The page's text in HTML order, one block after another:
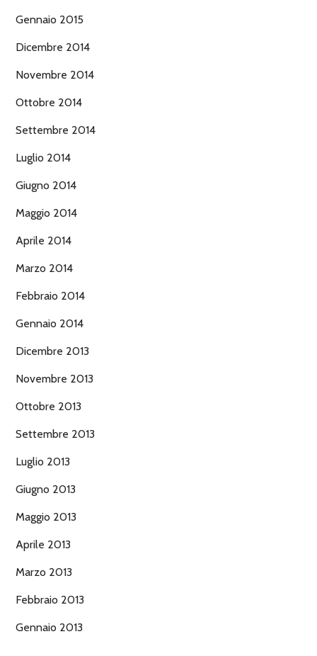
Gennaio 2015
Dicembre 2014
Novembre 2014
Ottobre 2014
Settembre 2014
Luglio 2014
Giugno 2014
Maggio 2014
Aprile 2014
Marzo 2014
Febbraio 2014
Gennaio 2014
Dicembre 2013
Novembre 2013
Ottobre 2013
Settembre 2013
Luglio 2013
Giugno 2013
Maggio 2013
Aprile 2013
Marzo 2013
Febbraio 2013
Gennaio 2013